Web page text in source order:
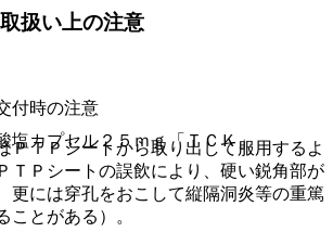
塩カプセル２５ｍｇ「ＴＣＫ」
扱い上の注意
付時の注意
ＰＴＰシートから取り出して服用するよ
ＴＰシートの誤飲により、硬い鋭角部が
更には穿孔をおこして縦隔洞炎等の重篤
ことがある）。